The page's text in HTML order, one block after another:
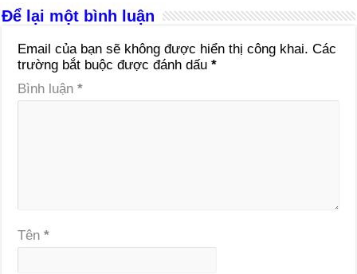
Để lại một bình luận
Email của bạn sẽ không được hiển thị công khai. Các
trường bắt buộc được đánh dấu*
Bình luận*
Tên*